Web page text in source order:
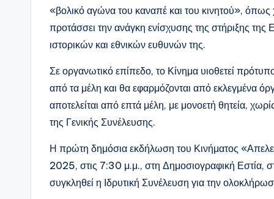
«βολικό αγώνα του καναπέ και του κινητού», όπως
προτάσσει την ανάγκη ενίσχυσης της στήριξης
ιστορικών και εθνικών ευθυνών της.
Σε οργανωτικό επίπεδο, το Κίνημα υιοθετεί
από τα μέλη και θα εφαρμόζονται από εκλεγμένα
αποτελείται από επτά μέλη, με μονοετή θητεία,
της Γενικής Συνέλευσης.
Η πρώτη δημόσια εκδήλωση του Κινήματος
2025, στις 7:30 μ.μ., στη Δημοσιογραφική Εστία,
συγκληθεί η Ιδρυτική Συνέλευση για την